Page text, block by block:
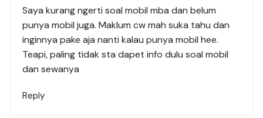
Saya kurang ngerti soal mobil mba dan belum
punya mobil juga. Maklum cw mah suka tahu dan
inginnya pake aja nanti kalau punya mobil hee.
Teapi, paling tidak sta dapet info dulu soal mobil
dan sewanya
Reply